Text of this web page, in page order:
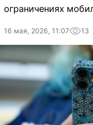
ограничениях
16 мая, 2026, 11:07 13